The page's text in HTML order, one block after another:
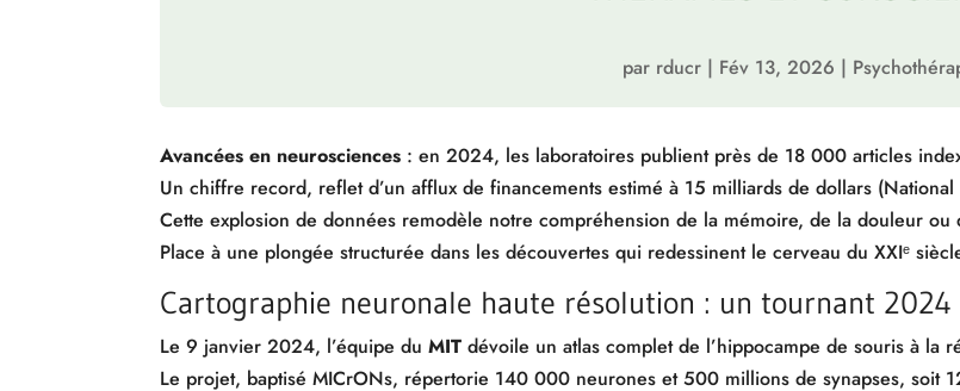
par rducr| Fév 13, 2026 |
Avancées en neurosciences : en 2024, les laboratoires publient près de 18 000 articles
Un chiffre record, reflet d’un afflux de financements estimé à 15 milliards de dollars
Cette explosion de données remodèle notre compréhension de la mémoire, de la douleur ou
Place à une plongée structurée dans les découvertes qui redessinent le cerveau du XXIᵉ
Cartographie neuronale haute résolution : un tournant 2024
Le 9 janvier 2024, l’équipe duMIT dévoile un atlas complet de l’hippocampe de souris à la
Le projet, baptisé MICrONs, répertorie 140 000 neurones et 500 millions de synapses, soit